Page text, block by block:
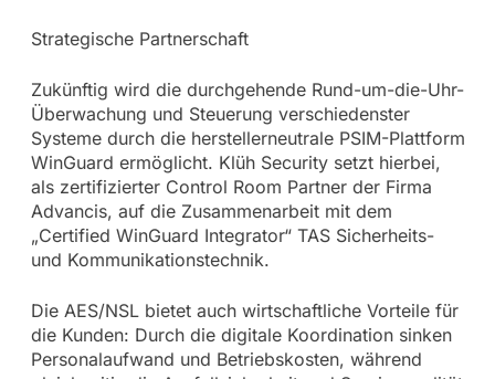
Strategische Partnerschaft
Zukünftig wird die durchgehende Rund-um-die-Uhr-
Überwachung und Steuerung verschiedenster
Systeme durch die herstellerneutrale PSIM-Plattform
WinGuard ermöglicht. Klüh Security setzt hierbei,
als zertifizierter Control Room Partner der Firma
Advancis, auf die Zusammenarbeit mit dem
„Certified WinGuard Integrator“ TAS Sicherheits-
und Kommunikationstechnik.
Die AES/NSL bietet auch wirtschaftliche Vorteile für
die Kunden: Durch die digitale Koordination sinken
Personalaufwand und Betriebskosten, während